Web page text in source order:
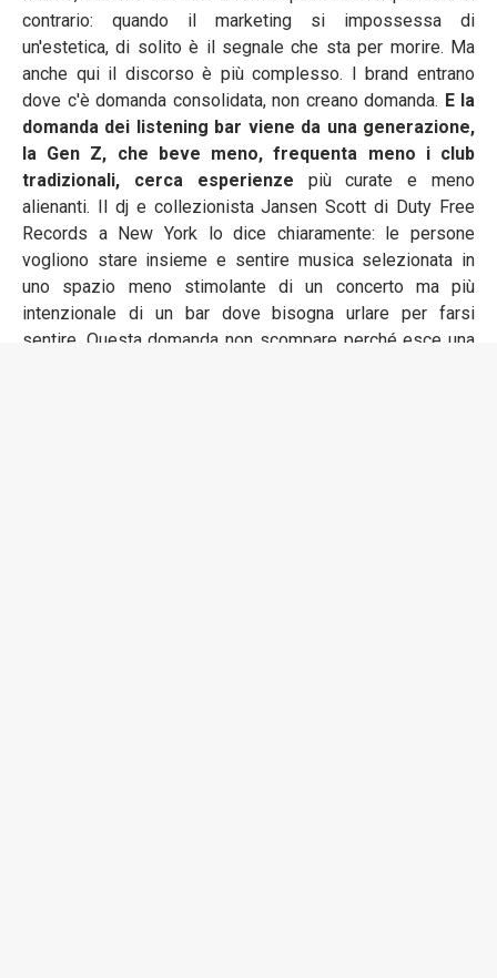
contrario: quando il marketing si impossessa di
un'estetica, di solito è il segnale che sta per morire. Ma
anche qui il discorso è più complesso. I brand entrano
dove c'è domanda consolidata, non creano domanda. E la
domanda dei listening bar viene da una generazione,
la Gen Z, che beve meno, frequenta meno i club
tradizionali, cerca esperienze più curate e meno
alienanti. Il dj e collezionista Jansen Scott di Duty Free
Records a New York lo dice chiaramente: le persone
vogliono stare insieme e sentire musica selezionata in
uno spazio meno stimolante di un concerto ma più
intenzionale di un bar dove bisogna urlare per farsi
sentire. Questa domanda non scompare perché esce una